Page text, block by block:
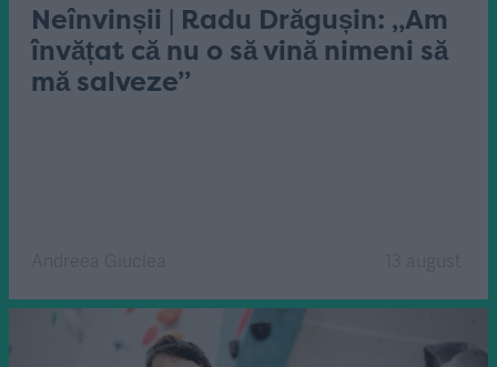
Neînvinșii | Radu Drăgușin: „Am
învățat că nu o să vină nimeni să
mă salveze”